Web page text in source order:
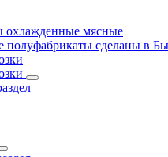
охлажденные мясные
сделаны в